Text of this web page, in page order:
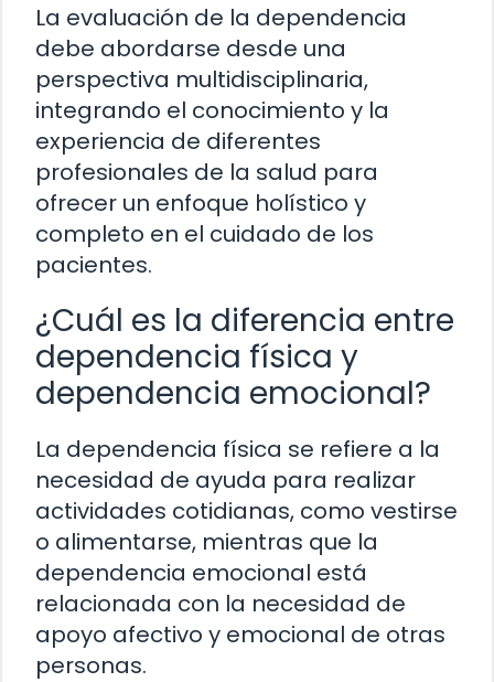
La evaluación de la dependencia
debe abordarse desde una
perspectiva multidisciplinaria,
integrando el conocimiento y la
experiencia de diferentes
profesionales de la salud para
ofrecer un enfoque holístico y
completo en el cuidado de los
pacientes.
¿Cuál es la diferencia entre
dependencia física y
dependencia emocional?
La dependencia física se refiere a la
necesidad de ayuda para realizar
actividades cotidianas, como vestirse
o alimentarse, mientras que la
dependencia emocional está
relacionada con la necesidad de
apoyo afectivo y emocional de otras
personas.